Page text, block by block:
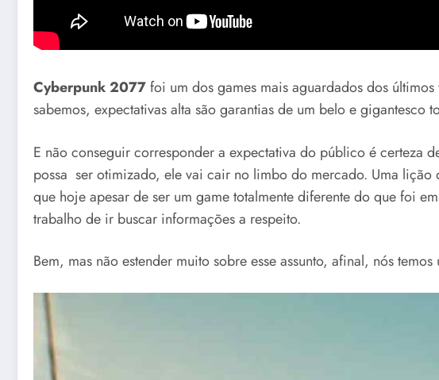
Cyberpunk 2077foi um dos games mais aguardados dos
sabemos, expectativas alta são garantias de um belo e gigantesco
E não conseguir corresponder a expectativa do público é certeza
possa ser otimizado, ele vai cair no limbo do mercado. Uma lição
que hoje apesar de ser um game totalmente diferente do que foi
trabalho de ir buscar informações a respeito.
Bem, mas não estender muito sobre esse assunto, afinal, nós